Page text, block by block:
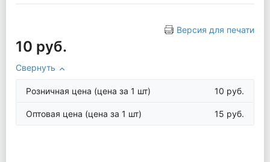
Версия для печати
10 руб.
Свернуть
Розничная цена (цена за 1 шт) 10 руб.
Оптовая цена (цена за 1 шт) 15 руб.